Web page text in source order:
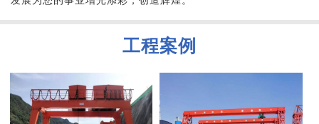
工程案例